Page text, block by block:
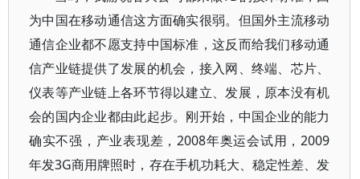
为中国在移动通信这方面确实很弱。但国外主流移动
通信企业都不愿支持中国标准，这反而给我们移动通
信产业链提供了发展的机会，接入网、终端、芯片、
仪表等产业链上各环节得以建立、发展，原本没有机
会的国内企业都由此起步。刚开始，中国企业的能力
确实不强，产业表现差，2008年奥运会试用，2009
年发3G商用牌照时，存在手机功耗大、稳定性差、发